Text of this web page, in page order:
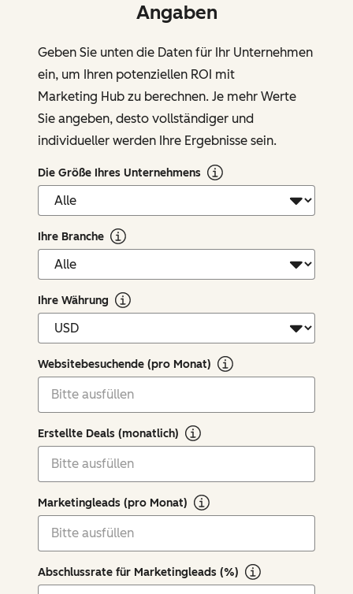
Angaben
Geben Sie unten die Daten für Ihr Unternehmen
ein, um Ihren potenziellen ROI mit
Marketing Hub zu berechnen. Je mehr Werte
Sie angeben, desto vollständiger und
individueller werden Ihre Ergebnisse sein.
Die Größe Ihres Unternehmens
Ihre Branche
Ihre Währung
Websitebesuchende (pro Monat)
Erstellte Deals (monatlich)
Marketingleads (pro Monat)
Abschlussrate für Marketingleads (%)